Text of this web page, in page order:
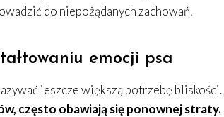
do niepożądanych zachowań.
emocji psa
jeszcze większą potrzebę bliskości.
często obawiają się ponownej straty.